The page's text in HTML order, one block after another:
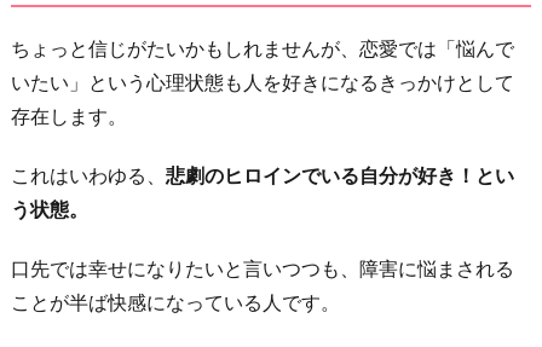
ちょっと信じがたいかもしれませんが、恋愛では「悩んで
いたい」という心理状態も人を好きになるきっかけとして
存在します。
これはいわゆる、 悲劇のヒロインでいる自分が好き！とい
う状態。
口先では幸せになりたいと言いつつも、障害に悩まされる
ことが半ば快感になっている人です。